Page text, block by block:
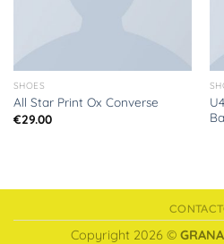
SHOES
All Star Print Ox Converse
€29.00
Copyright 2026 ©